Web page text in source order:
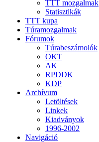
TTT mozgalmak
Statisztikák
TTT kupa
Túramozgalmak
Fórumok
Túrabeszámolók
OKT
AK
RPDDK
KDP
Archívum
Letöltések
Linkek
Kiadványok
1996-2002
Navigáció